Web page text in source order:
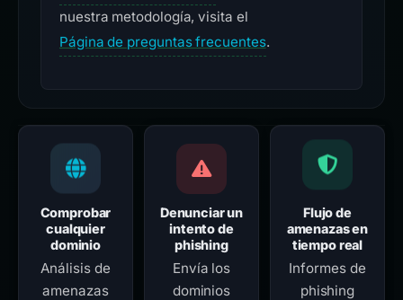
nuestra metodología, visita el
Página de preguntas frecuentes.
Comprobar
cualquier
dominio
Análisis de
amenazas
Denunciar un
intento de
phishing
Envía los
dominios
Flujo de
amenazas en
tiempo real
Informes de
phishing